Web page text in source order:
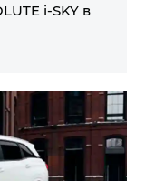
i‑SKY в